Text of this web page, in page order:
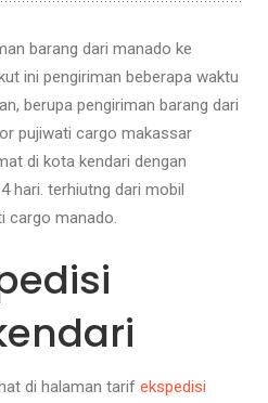
barang dari manado ke
ini pengiriman beberapa waktu
berupa pengiriman barang dari
pujiwati cargo makassar
di kota kendari dengan
hari. terhiutng dari mobil
cargo manado.
di halaman tarifekspedisi